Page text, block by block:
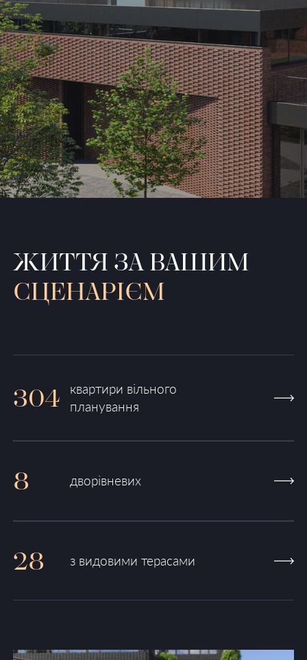
ЖИТТЯ ЗА ВАШИМ
СЦЕНАРІЄМ
304
квартири вільного
планування
8 дворівневих
28 з видовими терасами